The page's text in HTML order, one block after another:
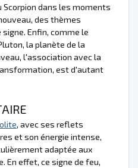
Scorpion dans les moments
des thèmes
Enfin, comme le
la planète de la
l'association avec la
est d'autant
, avec ses reflets
et son énergie intense,
adaptée aux
En effet, ce signe de feu,